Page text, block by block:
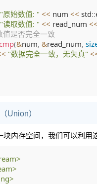
"原始数值: " << num << std::
"读取数值: " << read_num <<
是否完全一致
(&num, &read_num,
"数据完全一致，无失真"
Union）
内存空间，我们可以利用